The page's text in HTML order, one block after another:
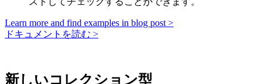
Learn more and find examples in blog post >
ドキュメントを読む >
新しいコレクション型